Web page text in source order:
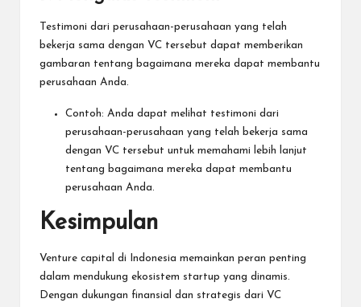
Testimoni dari perusahaan-perusahaan yang telah
bekerja sama dengan VC tersebut dapat memberikan
gambaran tentang bagaimana mereka dapat membantu
perusahaan Anda.
Contoh: Anda dapat melihat testimoni dari
perusahaan-perusahaan yang telah bekerja sama
dengan VC tersebut untuk memahami lebih lanjut
tentang bagaimana mereka dapat membantu
perusahaan Anda.
Kesimpulan
Venture capital di Indonesia memainkan peran penting
dalam mendukung ekosistem startup yang dinamis.
Dengan dukungan finansial dan strategis dari VC